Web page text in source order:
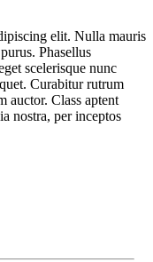
elit. Nulla mauris
Phasellus
scelerisque nunc
Curabitur rutrum
auctor. Class aptent
nostra, per inceptos